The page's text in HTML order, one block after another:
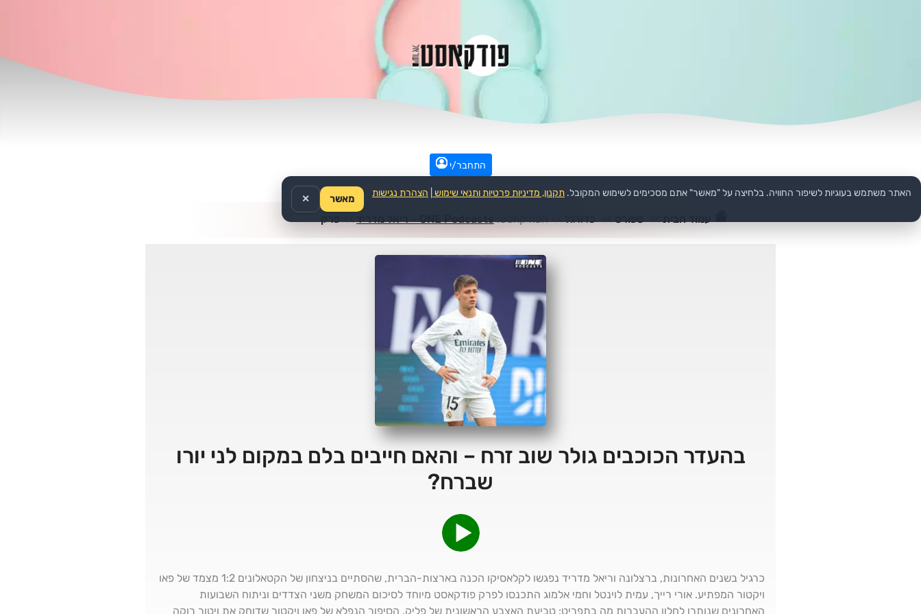
התחבר/י
עמוד הבית >> ספורט >> כדורגל >>הפודקאסט: ONE Podcasts - ריאל מדריד >>פרק
בהעדר הכוכבים גולר שוב זרח – והאם חייבים בלם במקום לני יורו
שברח?
כרגיל בשנים האחרונות, ברצלונה וריאל מדריד נפגשו לקלאסיקו הכנה בארצות-הברית, שהסתיים בניצחון של הקטאלונים 1:2 מצמד של פאו
ויקטור המפתיע. אורי רייך, עמית לוינטל וחמי אלמוג התכנסו לפרק פודקאסט מיוחד לסיכום המשחק משני הצדדים וניתוח השבועות
האחרונים שנותרו לחלון ההעברות מה בתפריט: טביעת האצבע הראשונית של פליק, הסיפור הנפלא של פאו ויקטור שדוחק את ויטור רוקה
האתר משתמש בעוגיות לשיפור החוויה. בלחיצה על "מאשר" אתם מסכימים לשימוש המקובל. תקנון, מדיניות פרטיות ותנאי שימוש הצהרת נגישות
מאשר ✕